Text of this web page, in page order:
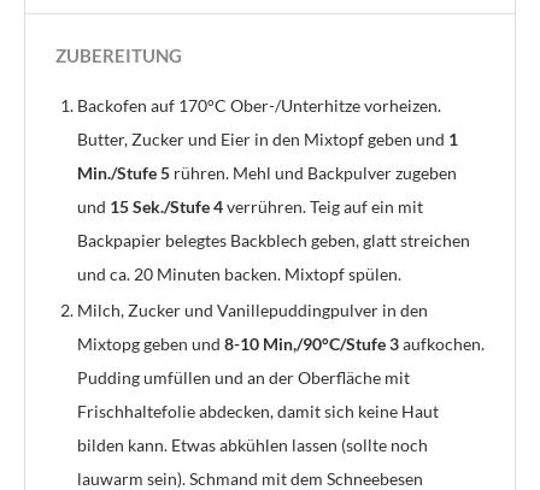
ZUBEREITUNG
Backofen auf 170°C Ober-/Unterhitze vorheizen.
Butter, Zucker und Eier in den Mixtopf geben und 1
Min./Stufe 5 rühren. Mehl und Backpulver zugeben
und 15 Sek./Stufe 4verrühren. Teig auf ein mit
Backpapier belegtes Backblech geben, glatt streichen
und ca. 20 Minuten backen. Mixtopf spülen.
Milch, Zucker und Vanillepuddingpulver in den
Mixtopg geben und 8-10 Min,/90°C/Stufe 3aufkochen.
Pudding umfüllen und an der Oberfläche mit
Frischhaltefolie abdecken, damit sich keine Haut
bilden kann. Etwas abkühlen lassen (sollte noch
lauwarm sein). Schmand mit dem Schneebesen